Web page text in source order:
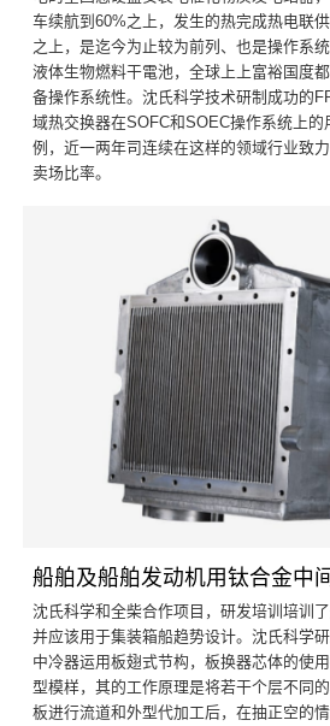
车续航到60%之上，发生的热完成热电联
之上，是迄今为止较为前列、也是操作系
液体生物燃料干電池，全球上上富裕国度
备操作系统性。沈氏科学技术研制成功的
域热交换器在SOFC和SOEC操作系统上
例，近一两年司连续在这样的领域行业致
卖场比率。
船舶及船舶发动机用钛合金中
沈氏科学和全柴合作项目，研发培训培训
并应该用于集装箱船趋势设计。沈氏科学
中冷器运用板翅式节构，板换器芯体的使
型模样，其的工作原理是将若干个层不同
板进行流道和外型代加工后，在抽正空的